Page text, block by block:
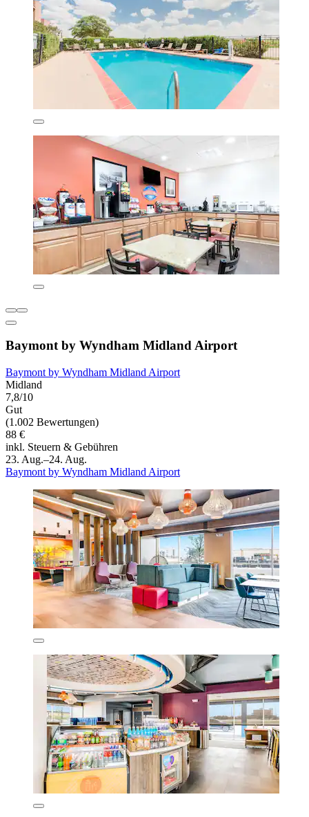
Baymont by Wyndham Midland Airport
Baymont by Wyndham Midland Airport
Midland
7,8/10
Gut
(1.002 Bewertungen)
88 €
inkl. Steuern & Gebühren
23. Aug.–24. Aug.
Baymont by Wyndham Midland Airport